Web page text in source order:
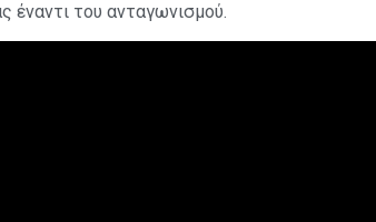
έναντι του ανταγωνισμού.